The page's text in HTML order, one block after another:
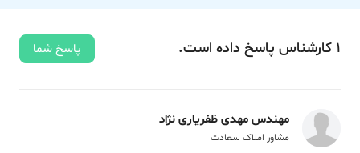
1 کارشناس پاسخ داده‌ است. پاسخ شما
مهندس مهدی ظفریاری نژاد
مشاور املاک سعادت